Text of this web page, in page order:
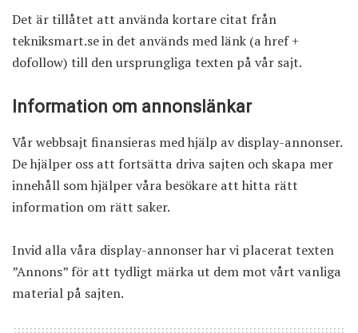
Det är tillåtet att använda kortare citat från
tekniksmart.se in det används med länk (a href +
dofollow) till den ursprungliga texten på vår sajt.
Information om annonslänkar
Vår webbsajt finansieras med hjälp av display-annonser.
De hjälper oss att fortsätta driva sajten och skapa mer
innehåll som hjälper våra besökare att hitta rätt
information om rätt saker.
Invid alla våra display-annonser har vi placerat texten
”Annons” för att tydligt märka ut dem mot vårt vanliga
material på sajten.